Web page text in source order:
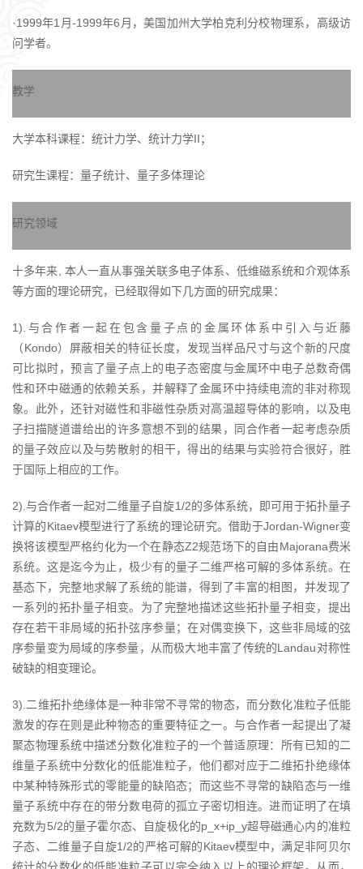
·1999年1月-1999年6月，美国加州大学柏克利分校物理系，高级访
问学者。
教学
大学本科课程：统计力学、统计力学II；
研究生课程：量子统计、量子多体理论
研究领域
十多年来, 本人一直从事强关联多电子体系、低维磁系统和介观体系
等方面的理论研究，已经取得如下几方面的研究成果：
1).与合作者一起在包含量子点的金属环体系中引入与近藤
（Kondo）屏蔽相关的特征长度，发现当样品尺寸与这个新的尺度
可比拟时，预言了量子点上的电子态密度与金属环中电子总数奇偶
性和环中磁通的依赖关系，并解释了金属环中持续电流的非对称现
象。此外，还针对磁性和非磁性杂质对高温超导体的影响，以及电
子扫描隧道谱给出的许多意想不到的结果，同合作者一起考虑杂质
的量子效应以及与势散射的相干，得出的结果与实验符合很好，胜
于国际上相应的工作。
2).与合作者一起对二维量子自旋1/2的多体系统，即可用于拓扑量子
计算的Kitaev模型进行了系统的理论研究。借助于Jordan-Wigner变
换将该模型严格约化为一个在静态Z2规范场下的自由Majorana费米
系统。这是迄今为止，极少有的量子二维严格可解的多体系统。在
基态下，完整地求解了系统的能谱，得到了丰富的相图，并发现了
一系列的拓扑量子相变。为了完整地描述这些拓扑量子相变，提出
存在若干非局域的拓扑弦序参量；在对偶变换下，这些非局域的弦
序参量变为局域的序参量，从而极大地丰富了传统的Landau对称性
破缺的相变理论。
3).二维拓扑绝缘体是一种非常不寻常的物态，而分数化准粒子低能
激发的存在则是此种物态的重要特征之一。与合作者一起提出了凝
聚态物理系统中描述分数化准粒子的一个普适原理：所有已知的二
维量子系统中分数化的低能准粒子，他们都对应于二维拓扑绝缘体
中某种特殊形式的零能量的缺陷态；而这些不寻常的缺陷态与一维
量子系统中存在的带分数电荷的孤立子密切相连。进而证明了在填
充数为5/2的量子霍尔态、自旋极化的p_x+ip_y超导磁通心内的准粒
子态、二维量子自旋1/2的严格可解的Kitaev模型中，满足非阿贝尔